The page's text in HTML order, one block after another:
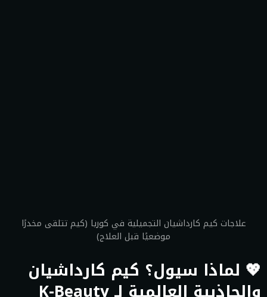
علاجات كيم كارداشيان التجميلية في كوريا (كيم تتلقى مخدرًا
موضعيًا قبل العلاج)
💖 لماذا سيول؟ كيم كارداشيان